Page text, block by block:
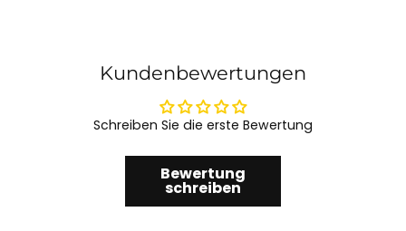
Kundenbewertungen
Schreiben Sie die erste Bewertung
Bewertung
schreiben